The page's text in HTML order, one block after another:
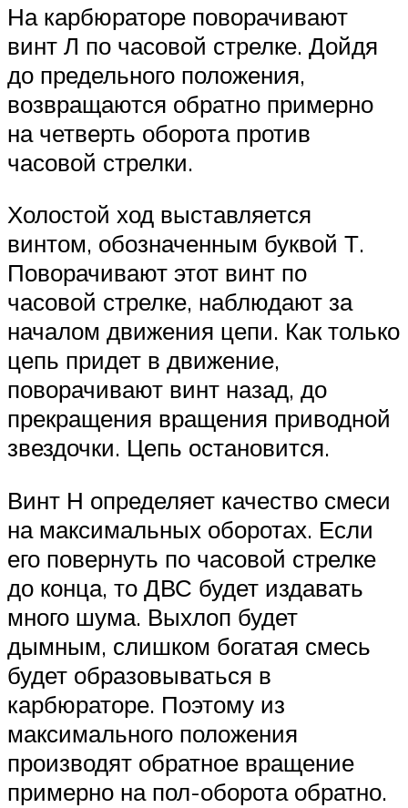
На карбюраторе поворачивают
винт Л по часовой стрелке. Дойдя
до предельного положения,
возвращаются обратно примерно
на четверть оборота против
часовой стрелки.
Холостой ход выставляется
винтом, обозначенным буквой Т.
Поворачивают этот винт по
часовой стрелке, наблюдают за
началом движения цепи. Как только
цепь придет в движение,
поворачивают винт назад, до
прекращения вращения приводной
звездочки. Цепь остановится.
Винт Н определяет качество смеси
на максимальных оборотах. Если
его повернуть по часовой стрелке
до конца, то ДВС будет издавать
много шума. Выхлоп будет
дымным, слишком богатая смесь
будет образовываться в
карбюраторе. Поэтому из
максимального положения
производят обратное вращение
примерно на пол-оборота обратно.